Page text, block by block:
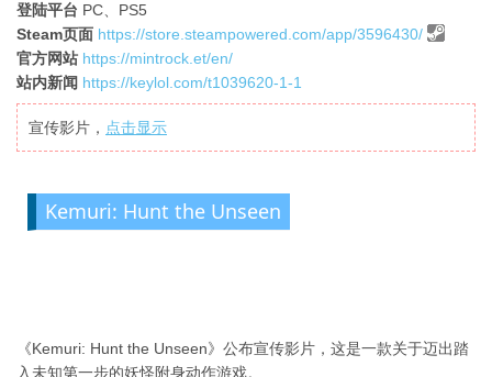
登陆平台 PC、PS5
Steam页面 https://store.steampowered.com/app/3596430/
官方网站 https://mintrock.et/en/
站内新闻 https://keylol.com/t1039620-1-1
宣传影片， 点击显示
Kemuri: Hunt the Unseen
《Kemuri: Hunt the Unseen》公布宣传影片，这是一款关于迈出踏
入未知第一步的妖怪附身动作游戏。